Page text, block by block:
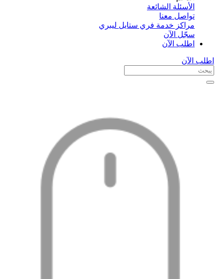
الأسئلة الشائعة
تواصل معنا
مراكز خدمة فري ستايل ليبري
سجّل الآن​
اطلب الآن
اطلب الآن